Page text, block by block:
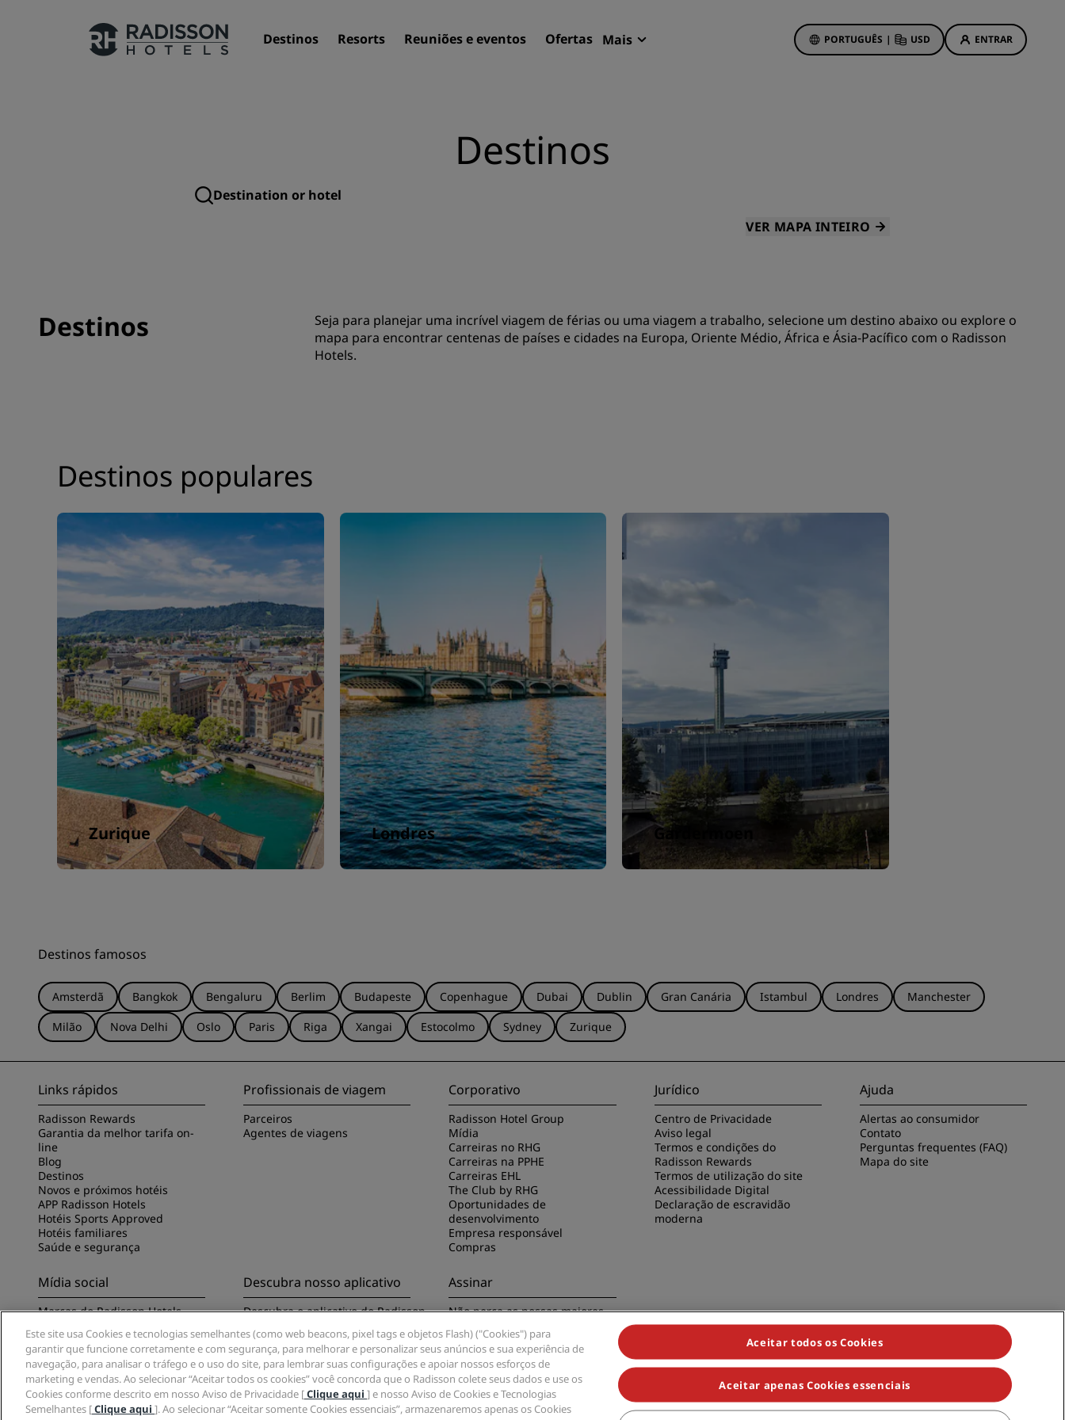
Destinos Resorts Reuniões e eventos Ofertas Mais PORTUGUÊS | USD ENTRAR
Destinos
Descubra o Radisson Meetings
Pesquisar voos
Restaurante
Procurar restaurante
Serviços digitais
App Radisson Hotels
Deals of the Day
Ideias de viagens
Hotéis familiares
Acesse nosso blog
INSCREVER-SE
Destinos
VER MAPA INTEIRO
Destinos
Seja para planejar uma incrível viagem de férias ou uma viagem a trabalho, selecione um destino abaixo ou explore o
mapa para encontrar centenas de países e cidades na Europa, Oriente Médio, África e Ásia-Pacífico com o Radisson
Hotels.
Destinos populares
Zurique Londres Gardermoen
Destinos famosos
Amsterdã Bangkok Bengaluru Berlim Budapeste Copenhague Dubai Dublin Gran Canária Istambul Londres
Manchester
Milão
Nova Delhi Oslo Paris Riga Xangai Estocolmo Sydney Zurique
Links rápidos
Radisson Rewards
Garantia da melhor tarifa on-
line
Blog
Destinos
Novos e próximos hotéis
APP Radisson Hotels
Hotéis Sports Approved
Hotéis familiares
Saúde e segurança
Profissionais de viagem
Parceiros
Agentes de viagens
Corporativo
Radisson Hotel Group
Mídia
Carreiras no RHG
Carreiras na PPHE
Carreiras EHL
The Club by RHG
Oportunidades de
desenvolvimento
Empresa responsável
Compras
Jurídico
Centro de Privacidade
Aviso legal
Termos e condições do
Radisson Rewards
Termos de utilização do site
Acessibilidade Digital
Declaração de escravidão
moderna
Ajuda
Alertas ao consumidor
Contato
Perguntas frequentes (FAQ)
Mapa do site
Mídia social
Marcas do Radisson Hotels
Descubra nosso aplicativo
Descubra o aplicativo do Radisson
Assinar
Não perca as nossas maiores
Este site usa Cookies e tecnologias semelhantes (como web beacons, pixel tags e objetos Flash) ("Cookies") para
garantir que funcione corretamente e com segurança, para melhorar e personalizar seus anúncios e sua experiência de
navegação, para analisar o tráfego e o uso do site, para lembrar suas configurações e apoiar nossos esforços de
marketing e vendas. Ao selecionar “Aceitar todos os cookies” você concorda que o Radisson colete seus dados e use os
Cookies conforme descrito em nosso Aviso de Privacidade [Clique aqui ] e nosso Aviso de Cookies e Tecnologias
Semelhantes [Clique aqui ]. Ao selecionar “Aceitar somente Cookies essenciais”, armazenaremos apenas os Cookies
Aceitar todos os Cookies
Aceitar apenas Cookies essenciais